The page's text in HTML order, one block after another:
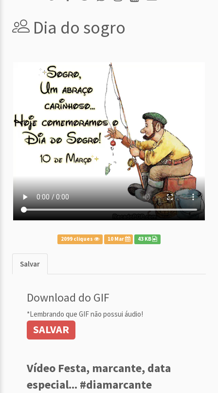
Dia do sogro
2099 cliques 10 Mar 43 KB
Salvar
Download do GIF
*Lembrando que GIF não possui áudio!
SALVAR
Vídeo Festa, marcante, data
especial... #diamarcante